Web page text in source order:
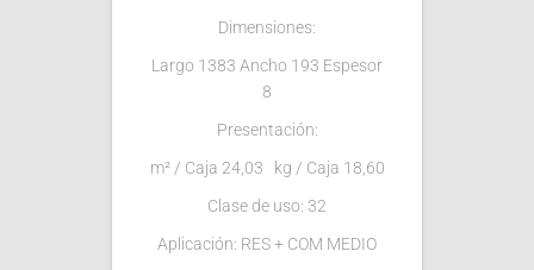
Dimensiones:
Largo 1383 Ancho 193 Espesor
8
Presentación:
m² / Caja 24,03 kg / Caja 18,60
Clase de uso: 32
Aplicación: RES + COM MEDIO